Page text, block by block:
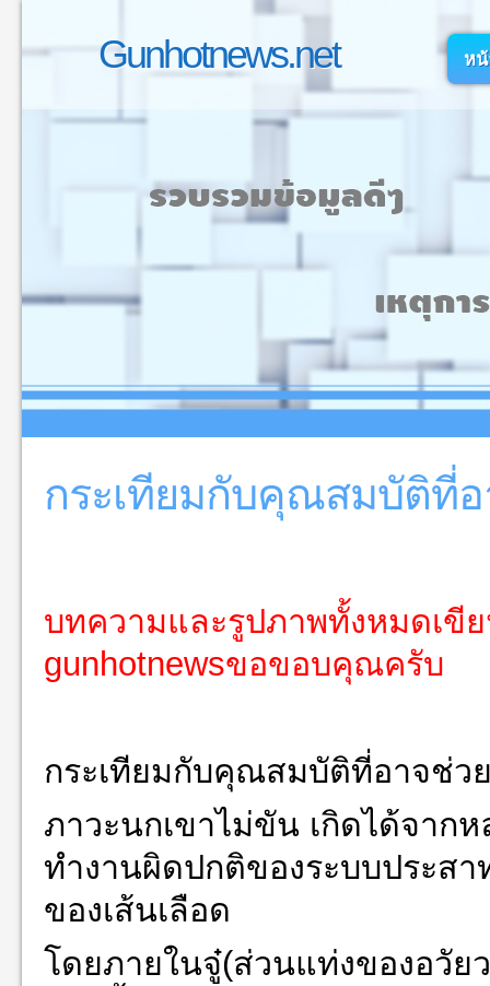
Gunhotnews.net หน้
กระเทียมกับคุณสมบัติที่
บทความและรูปภาพทั้งหมดเขี
gunhotnewsขอขอบคุณครับ
กระเทียมกับคุณสมบัติที่อาจช่ว
ภาวะนกเขาไม่ขัน เกิดได้จาก
ทำงานผิดปกติของระบบประส
ของเส้นเลือด
โดยภายในจู๋(ส่วนแท่งของอวัย